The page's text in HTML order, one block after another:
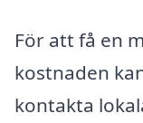
För att få en
kostnaden
kontakta